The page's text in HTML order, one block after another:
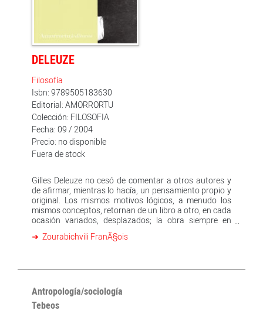
DELEUZE
Filosofía
Isbn: 9789505183630
Editorial: AMORRORTU
Colección: FILOSOFIA
Fecha: 09 / 2004
Precio: no disponible
Fuera de stock
Gilles Deleuze no cesó de comentar a otros autores y
de afirmar, mientras lo hacía, un pensamiento propio y
original. Los mismos motivos lógicos, a menudo los
mismos conceptos, retornan de un libro a otro, en cada
ocasión variados, desplazados; la obra siempre en
curso es como un juego de ecos o resonancias.
Nuestro propósito es poner de manifiesto esta
imponerse por sí misma como una filosofía, una
estado buscando la naturaleza del acontecimiento?.
¿Qué cambia cuando se lleva al primer plano la noción
de acontecimiento? ¿Por qué esto cuestiona de manera
Zourabichvili FranÃ§ois
Antropología/sociología
Tebeos